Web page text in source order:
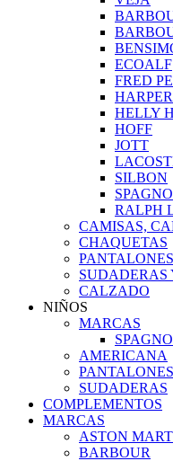
ECOALF
FRED
HELLY
HOFF
JOTT
SILBON
RALPH
CAMISAS,
CHAQUETAS
PANTALONES
SUDADERAS
CALZADO
NIÑOS
MARCAS
AMERICANA
PANTALONES
SUDADERAS
COMPLEMENTOS
MARCAS
ASTON
BARBOUR